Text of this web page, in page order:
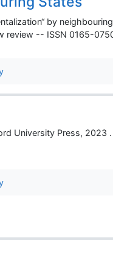
by
-- ISSN 0165-
University Press, 2023 .